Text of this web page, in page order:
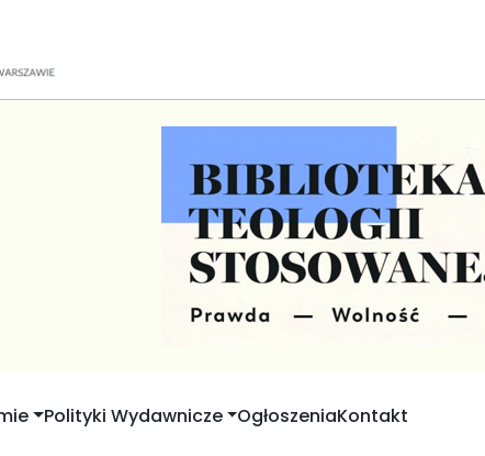
Polityki Wydawnicze OgłoszeniaKontakt